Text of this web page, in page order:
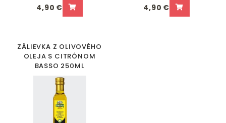
4,90 € 4,90 €
ZÁLIEVKA Z OLIVOVÉHO
OLEJA S CITRÓNOM
BASSO 250ML